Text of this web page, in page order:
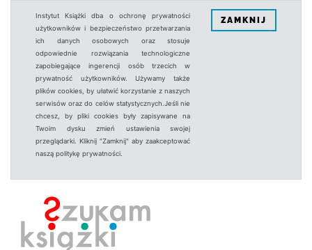
Instytut Książki dba o ochronę prywatności
użytkowników i bezpieczeństwo przetwarzania
ich danych osobowych oraz stosuje
odpowiednie rozwiązania technologiczne
zapobiegające ingerencji osób trzecich w
prywatność użytkowników. Używamy także
plików cookies, by ułatwić korzystanie z naszych
serwisów oraz do celów statystycznych.Jeśli nie
chcesz, by pliki cookies były zapisywane na
Twoim dysku zmień ustawienia swojej
przeglądarki. Kliknij "Zamknij" aby zaakceptować
naszą politykę prywatności.
ZAMKNIJ